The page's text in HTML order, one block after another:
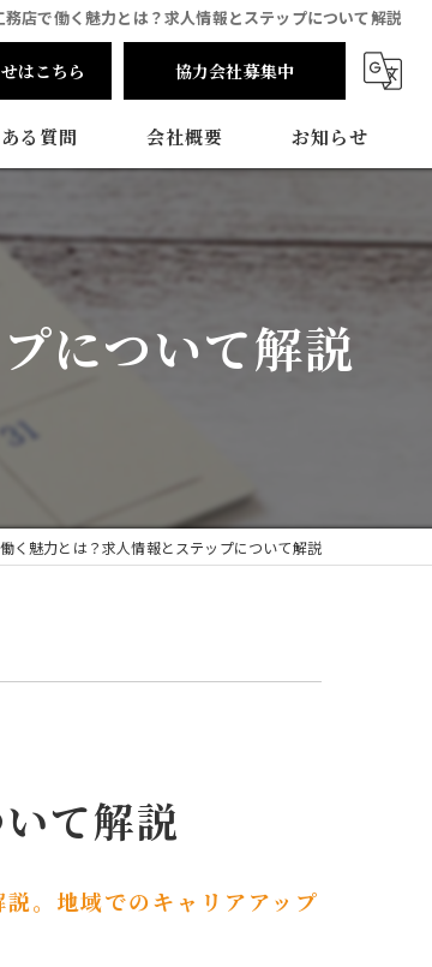
務店で働く魅力とは？求人情報とステップについて解説
はこちら 協力会社募集中
る質問 会社概要 お知らせ
について解説
く魅力とは？求人情報とステップについて解説
て解説
。地域でのキャリアアップ